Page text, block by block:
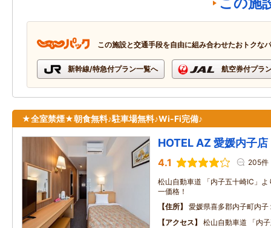
この施設と交通手段を自由に組み合わせたおトクな
新幹線/特急付プラン一覧へ 航空券付プラ
★全室禁煙★朝食無料♪駐車場無料♪Wi-Fi完備♪
HOTEL AZ 愛媛内子店
4.1 205件
松山自動車道 「内子五十崎IC」
一価格！
住所
愛媛県喜多郡内子町内子
アクセス
松山自動車道 「内